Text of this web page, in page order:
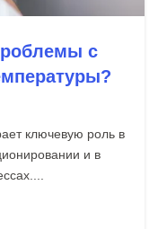
с
ключевую роль в
и в